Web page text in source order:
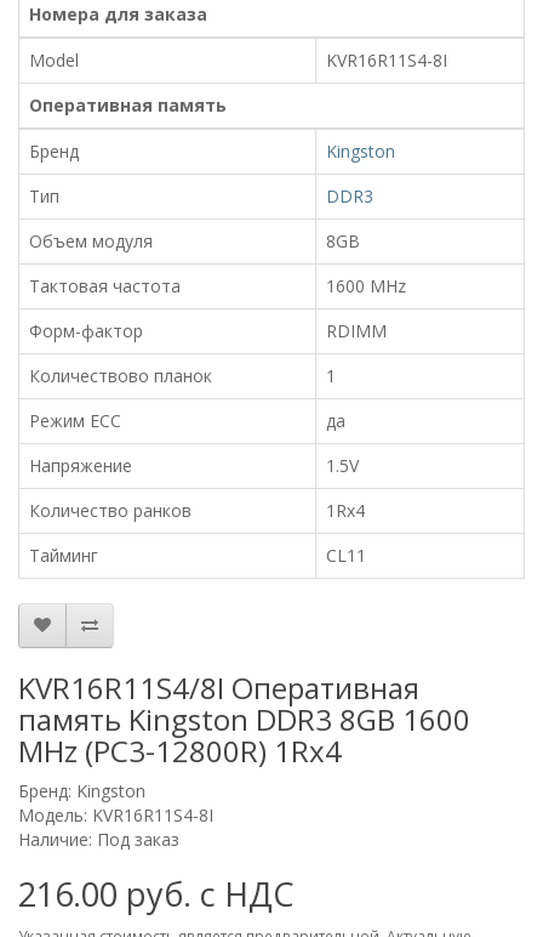
Номера для заказа
Model
KVR16R11S4-8I
Оперативная память
Бренд
Kingston
Тип
DDR3
Объем модуля
8GB
Тактовая частота
1600 MHz
Форм-фактор
RDIMM
Количествово планок
1
Режим ECC
да
Напряжение
1.5V
Количество ранков
1Rx4
Тайминг
CL11
KVR16R11S4/8I Оперативная
память Kingston DDR3 8GB 1600
MHz (PC3-12800R) 1Rx4
Бренд: Kingston
Модель: KVR16R11S4-8I
Наличие: Под заказ
216.00 руб. с НДС